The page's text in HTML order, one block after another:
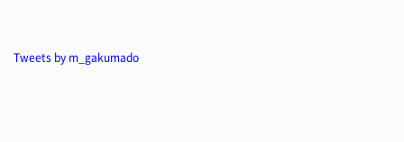
Tweets by m_gakumado